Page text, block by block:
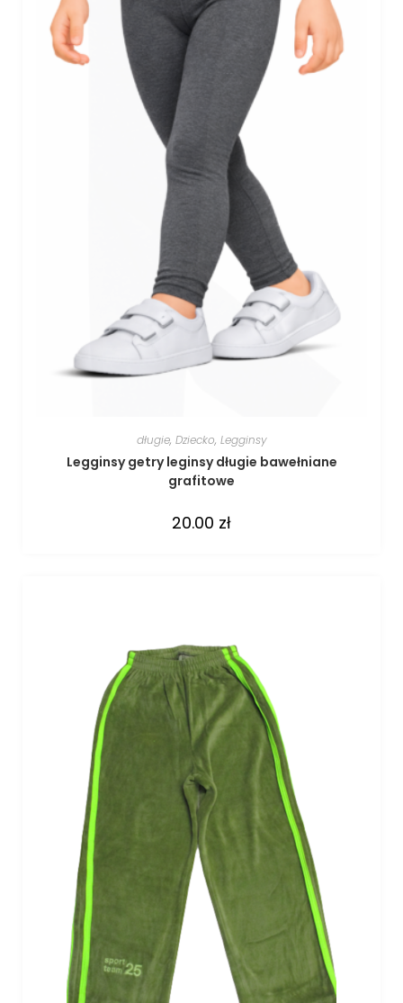
długie, Dziecko, Legginsy
Legginsy getry leginsy długie bawełniane
grafitowe
20.00 zł